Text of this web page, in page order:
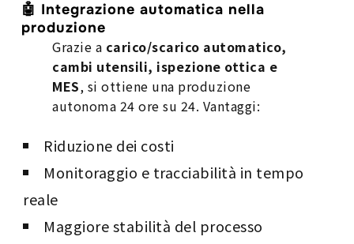
🤖 Integrazione automatica nella
produzione
Grazie a carico/scarico automatico,
cambi utensili, ispezione ottica e
MES, si ottiene una produzione
autonoma 24 ore su 24. Vantaggi:
Riduzione dei costi
Monitoraggio e tracciabilità in tempo
reale
Maggiore stabilità del processo